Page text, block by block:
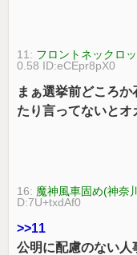
11: フロントネックロ
0.58 ID:eCEpr8pX0
まぁ選挙前どころ
たり言ってないとオ
16: 魔神風車固め(神奈
D:7U+txdAf0
>>11
公明に配慮のない人